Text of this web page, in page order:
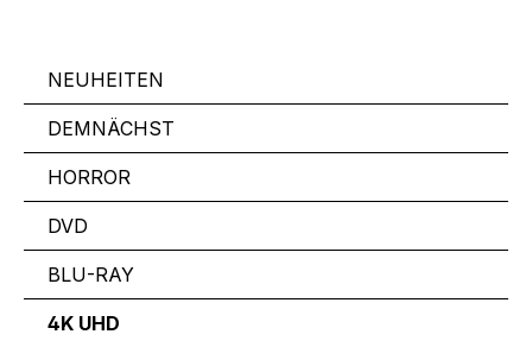
NEUHEITEN
DEMNÄCHST
HORROR
DVD
BLU-RAY
4K UHD